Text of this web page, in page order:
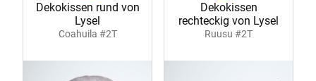
Dekokissen rund von
Lysel
Coahuila #2T
Dekokissen
rechteckig von Lysel
Ruusu #2T